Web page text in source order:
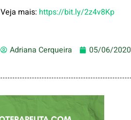
Veja mais: https://bit.ly/2z4v8Kp
Adriana Cerqueira 05/06/2020